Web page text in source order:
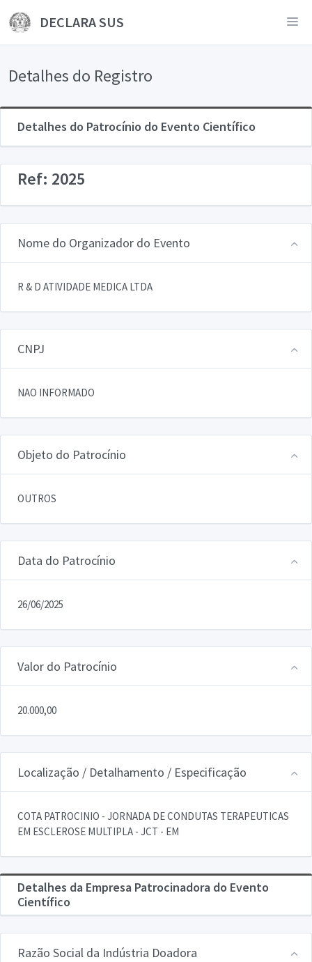
DECLARA SUS
Detalhes do Registro
Detalhes do Patrocínio do Evento Científico
Ref: 2025
Nome do Organizador do Evento
R & D ATIVIDADE MEDICA LTDA
CNPJ
NAO INFORMADO
Objeto do Patrocínio
OUTROS
Data do Patrocínio
26/06/2025
Valor do Patrocínio
20.000,00
Localização / Detalhamento / Especificação
COTA PATROCINIO - JORNADA DE CONDUTAS TERAPEUTICAS
EM ESCLEROSE MULTIPLA - JCT - EM
Detalhes da Empresa Patrocinadora do Evento
Científico
Razão Social da Indústria Doadora